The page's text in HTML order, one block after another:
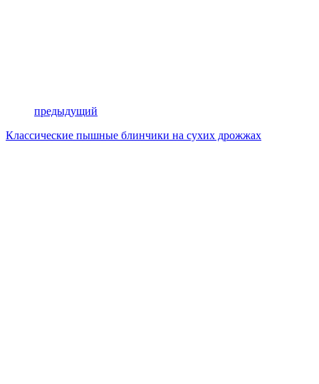
предыдущий
Классические пышные блинчики на сухих дрожжах